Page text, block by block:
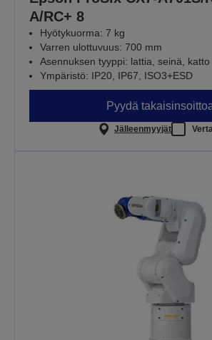
A/RC+ 8
Hyötykuorma: 7 kg
Varren ulottuvuus: 700 mm
Asennuksen tyyppi: lattia, seinä, katto
Ympäristö: IP20, IP67, ISO3+ESD
Pyydä
Jälleenmyyjät